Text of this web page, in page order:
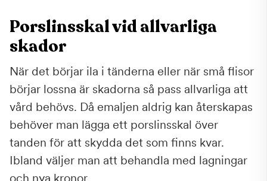
Porslinsskal vid allvarliga
skador
När det börjar ila i tänderna eller när små flisor
börjar lossna är skadorna så pass allvarliga att
vård behövs. Då emaljen aldrig kan återskapas
behöver man lägga ett porslinsskal över
tanden för att skydda det som finns kvar.
Ibland väljer man att behandla med lagningar
och nya kronor.